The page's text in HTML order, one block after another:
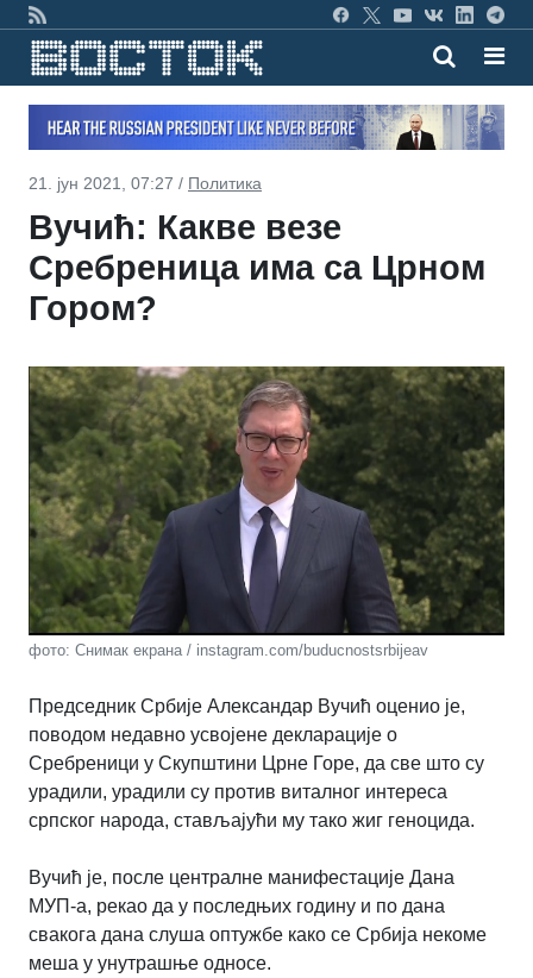
21. јун 2021, 07:27 / Политика
Вучић: Какве везе
Сребреница има са Црном
Гором?
фото: Снимак екрана / instagram.com/buducnostsrbijeav
Председник Србије Александар Вучић оценио је,
поводом недавно усвојене декларације о
Сребреници у Скупштини Црне Горе, да све што су
урадили, урадили су против виталног интереса
српског народа, стављајући му тако жиг геноцида.
Вучић је, после централне манифестације Дана
МУП-а, рекао да у последњих годину и по дана
свакога дана слуша оптужбе како се Србија некоме
меша у унутрашње односе.